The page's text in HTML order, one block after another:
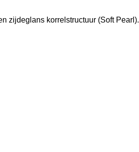
zijdeglans korrelstructuur (Soft Pearl).